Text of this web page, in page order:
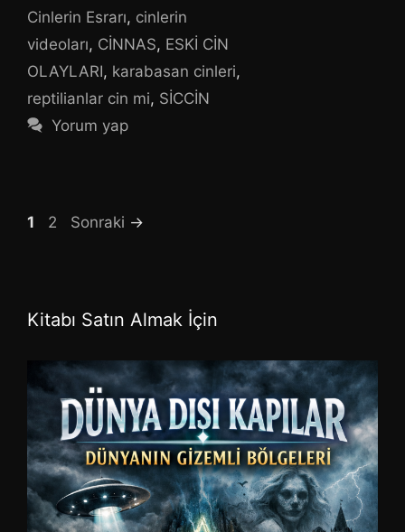
Cinlerin Esrarı, cinlerin
videoları, CİNNAS, ESKİ CİN
OLAYLARI, karabasan cinleri,
reptilianlar cin mi, SİCCİN
Yorum yap
Sayfa
1 Sayfa
2 Sonraki →
Kitabı Satın Almak İçin